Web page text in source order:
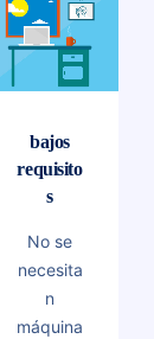
bajos
requisito
s
No se
necesita
n
máquina